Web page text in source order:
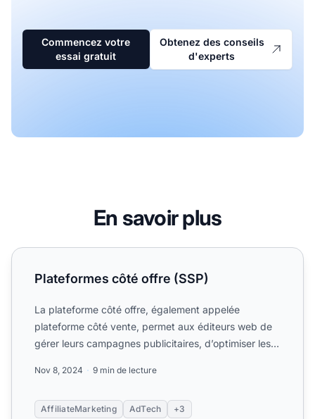
Commencez votre
essai gratuit
Obtenez des conseils
d'experts
En savoir plus
Plateformes côté offre (SSP)
Plateformes côté offre (SSP)
La plateforme côté offre, également appelée
plateforme côté vente, permet aux éditeurs web de
gérer leurs campagnes publicitaires, d’optimiser les
Nov 8, 2024 9 min de lecture
AffiliateMarketing AdTech +3